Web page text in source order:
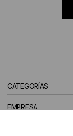
CATEGORÍAS
EMPRESA